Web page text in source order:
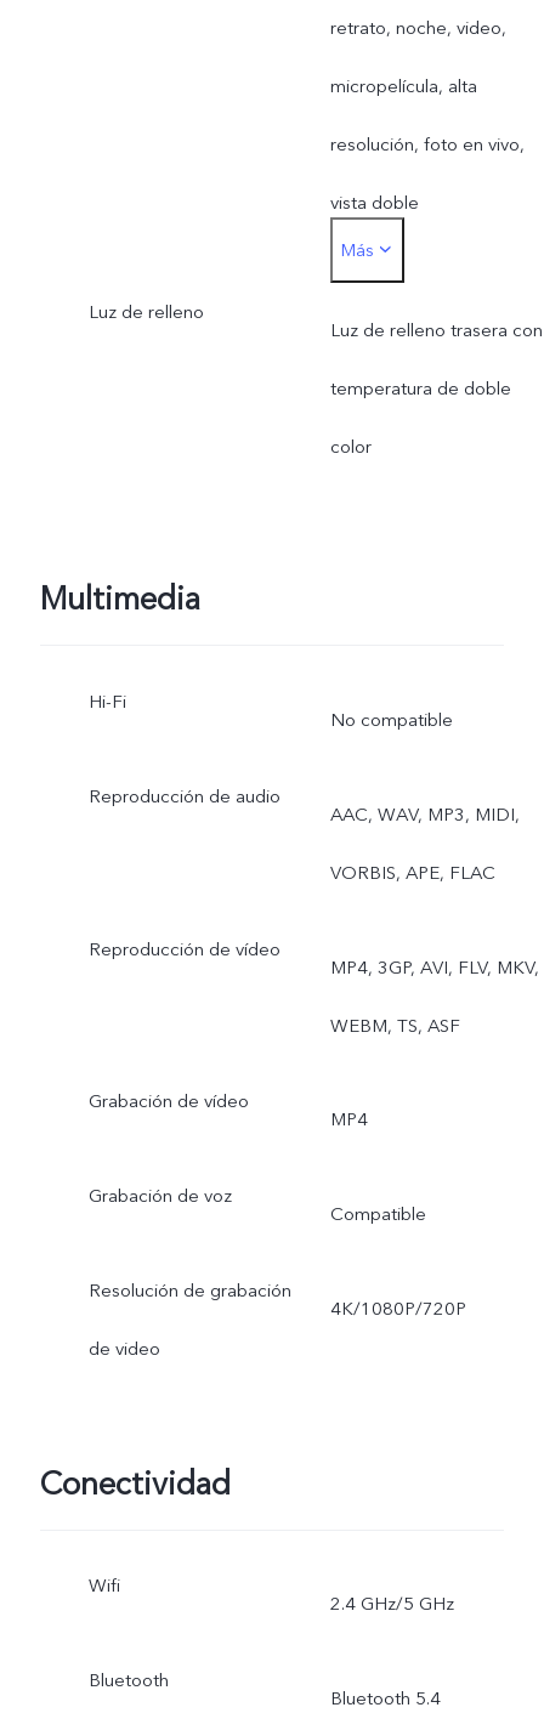
retrato, noche, video,
micropelícula, alta
resolución, foto en vivo,
vista doble
Cámara trasera: Foto,
retrato, noche, video,
micropelícula, alta
resolución, Pano,
foto en vivo, vista doble
Más
Luz de relleno
Luz de relleno trasera con
temperatura de doble
color
Multimedia
Hi-Fi
No compatible
Reproducción de audio
AAC, WAV, MP3, MIDI,
VORBIS, APE, FLAC
Reproducción de vídeo
MP4, 3GP, AVI, FLV, MKV,
WEBM, TS, ASF
Grabación de vídeo
MP4
Grabación de voz
Compatible
Resolución de grabación
de video
4K/1080P/720P
Conectividad
Wifi
2.4 GHz/5 GHz
Bluetooth
Bluetooth 5.4